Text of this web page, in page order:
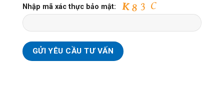
Nhập mã xác thực bảo mật: